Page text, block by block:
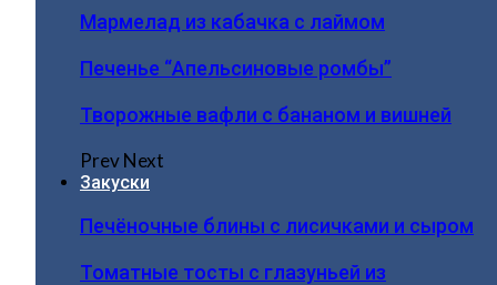
Мармелад из кабачка с лаймом
Печенье “Апельсиновые ромбы”
Творожные вафли с бананом и вишней
PrevNext
Закуски
Печёночные блины с лисичками и сыром
Томатные тосты с глазуньей из